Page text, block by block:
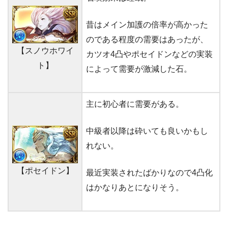
【スノウホワイ
ト】
昔はメイン加護の倍率が高かった
のである程度の需要はあったが、
カツオ4凸やポセイドンなどの実装
によって需要が激減した石。
【ポセイドン】
主に初心者に需要がある。
中級者以降は砕いても良いかもし
れない。
最近実装されたばかりなので4凸化
はかなりあとになりそう。